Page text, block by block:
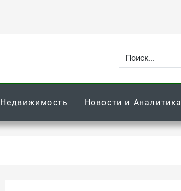
Недвижимость Новости и Аналитика